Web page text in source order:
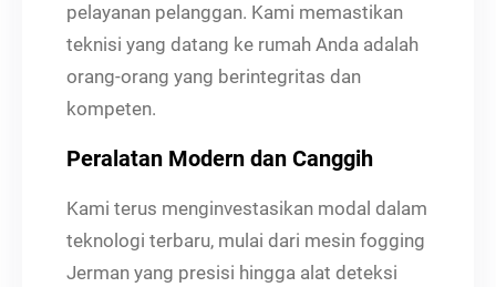
pelayanan pelanggan. Kami memastikan
teknisi yang datang ke rumah Anda adalah
orang-orang yang berintegritas dan
kompeten.
Peralatan Modern dan Canggih
Kami terus menginvestasikan modal dalam
teknologi terbaru, mulai dari mesin fogging
Jerman yang presisi hingga alat deteksi